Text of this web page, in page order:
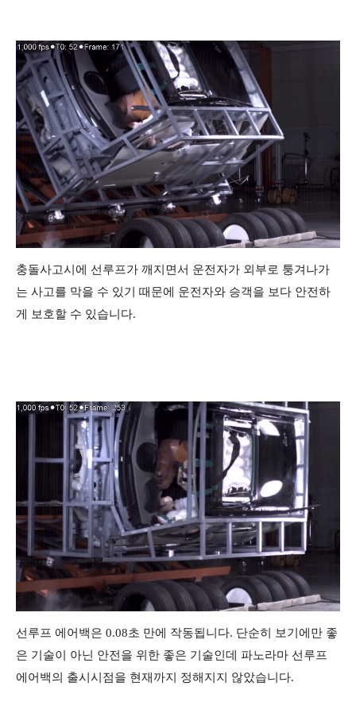
충돌사고시에 선루프가 깨지면서 운전자가 외부로 퉁겨나가
는 사고를 막을 수 있기 때문에 운전자와 승객을 보다 안전하
게 보호할 수 있습니다.
선루프 에어백은 0.08초 만에 작동됩니다. 단순히 보기에만 좋
은 기술이 아닌 안전을 위한 좋은 기술인데 파노라마 선루프
에어백의 출시시점을 현재까지 정해지지 않았습니다.